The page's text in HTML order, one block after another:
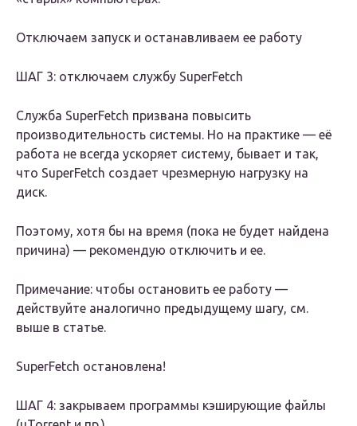
Отключаем запуск и останавливаем ее работу
ШАГ 3: отключаем службу SuperFetch
Служба SuperFetch призвана повысить
производительность системы. Но на практике — её
работа не всегда ускоряет систему, бывает и так,
что SuperFetch создает чрезмерную нагрузку на
диск.
Поэтому, хотя бы на время (пока не будет найдена
причина) — рекомендую отключить и ее.
Примечание: чтобы остановить ее работу —
действуйте аналогично предыдущему шагу, см.
выше в статье.
SuperFetch остановлена!
ШАГ 4: закрываем программы кэширующие файлы